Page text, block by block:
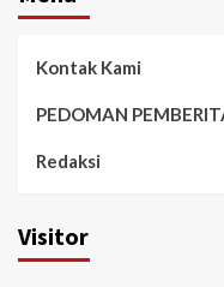
Kontak Kami
PEDOMAN
Redaksi
Visitor